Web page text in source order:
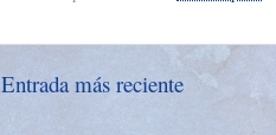
Entrada más reciente